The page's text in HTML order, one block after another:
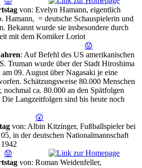
von: Evelyn Hamann, eigentlich
Hamann, = deutsche Schauspielerin und
Bekannt wurde sie insbesondere durch
mit dem Komiker Loriot
😟
: Auf Befehl des US amerikanischen
Truman wurde über der Stadt Hiroshima
09. August über Nagasaki je eine
Schätzungsweise 80.000 Menschen
nochmal ca. 80.000 an den Spätfolgen
Langzeitfolgen sind bis heute noch
😲
von: Albin Kitzinger, Fußballspieler bei
in der deutschen Nationalmannschaft
😟
von: Roman Weidenfeller,